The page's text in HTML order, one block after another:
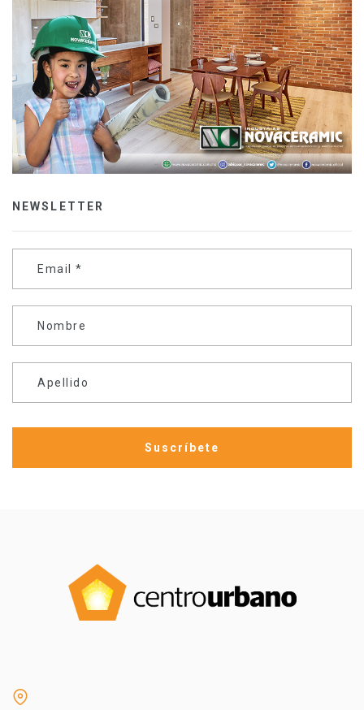
NEWSLETTER
Email *
Nombre
Apellido